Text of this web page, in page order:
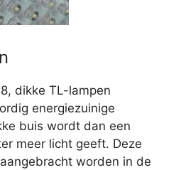
dikke TL-lampen
energiezuinige
buis wordt dan een
meer licht geeft. Deze
worden in de